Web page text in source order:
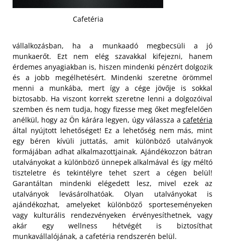
Cafetéria
vállalkozásban, ha a munkaadó megbecsüli a jó
munkaerőt. Ezt nem elég szavakkal kifejezni, hanem
érdemes anyagiakban is, hiszen mindenki pénzért dolgozik
és a jobb megélhetésért. Mindenki szeretne örömmel
menni a munkába, mert így a cége jövője is sokkal
biztosabb. Ha viszont korrekt szeretne lenni a dolgozóival
szemben és nem tudja, hogy fizesse meg őket megfelelően
anélkül, hogy az Ön kárára legyen, úgy válassza a cafetéria
által nyújtott lehetőséget! Ez a lehetőség nem más, mint
egy béren kívüli juttatás, amit különböző utalványok
formájában adhat alkalmazottjainak. Ajándékozzon bátran
utalványokat a különböző ünnepek alkalmával és így méltó
tiszteletre és tekintélyre tehet szert a cégen belül!
Garantáltan mindenki elégedett lesz, mivel ezek az
utalványok levásárolhatóak. Olyan utalványokat is
ajándékozhat, amelyeket különböző sporteseményeken
vagy kulturális rendezvényeken érvényesíthetnek, vagy
akár egy wellness hétvégét is biztosíthat
munkavállalójának, a cafetéria rendszerén belül.